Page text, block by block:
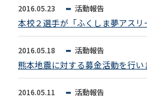
2016.05.23 活動報告
本校２選手が「ふくしま夢アスリ
2016.05.18 活動報告
熊本地震に対する募金活動を行い
2016.05.11 活動報告